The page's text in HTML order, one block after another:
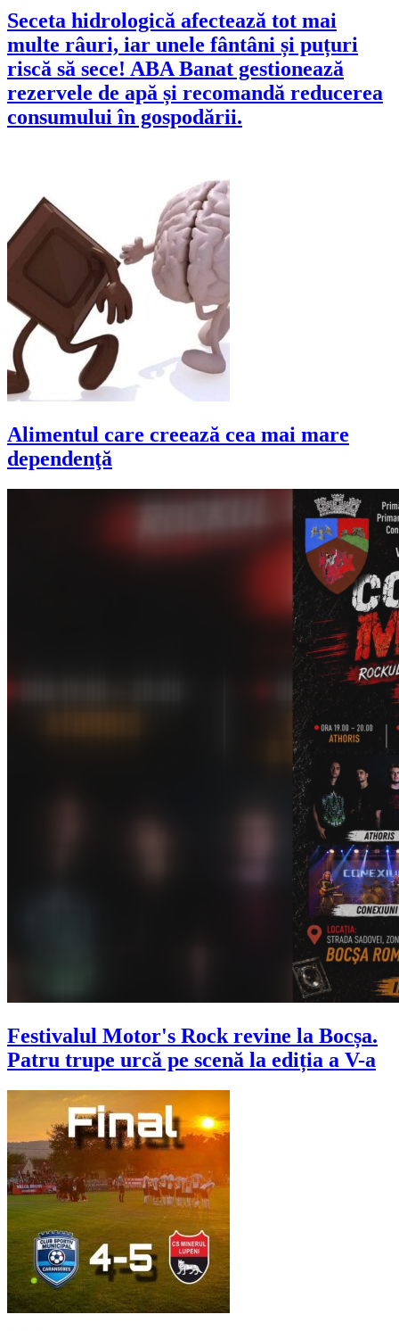
Seceta hidrologică afectează tot mai
multe râuri, iar unele fântâni și puțuri
riscă să sece! ABA Banat gestionează
rezervele de apă și recomandă reducerea
consumului în gospodării.
Alimentul care creează cea mai mare
dependenţă
Festivalul Motor's Rock revine la Bocșa.
Patru trupe urcă pe scenă la ediția a V-a